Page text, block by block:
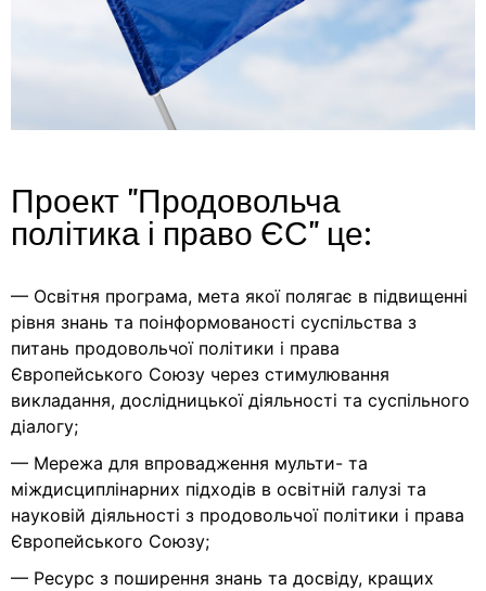
Проект "Продовольча
політика і право ЄС" це:
— Освітня програма, мета якої полягає в підвищенні
рівня знань та поінформованості суспільства з
питань продовольчої політики і права
Європейського Союзу через стимулювання
викладання, дослідницької діяльності та суспільного
діалогу;
— Мережа для впровадження мульти- та
міждисциплінарних підходів в освітній галузі та
науковій діяльності з продовольчої політики і права
Європейського Союзу;
— Ресурс з поширення знань та досвіду, кращих